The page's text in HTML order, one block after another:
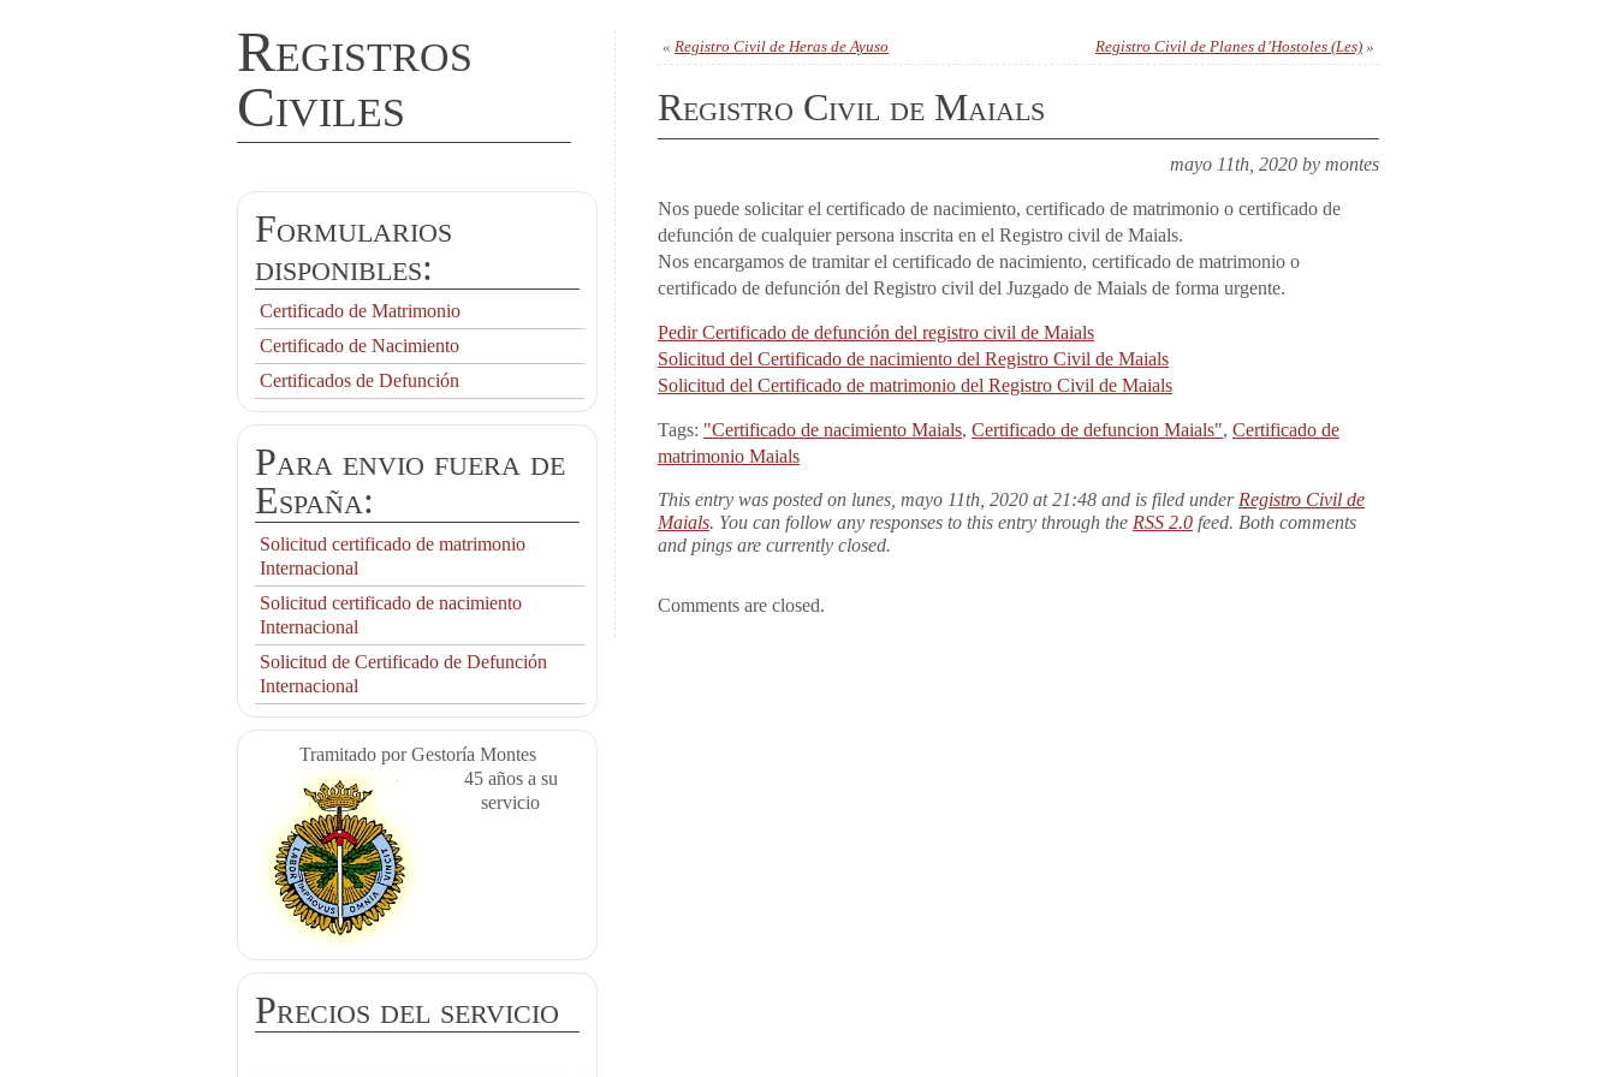
Registros
Civiles
« Registro Civil de Heras de Ayuso Registro Civil de Planes d’Hostoles (Les) »
Registro Civil de Maials
mayo 11th, 2020 by montes
Nos puede solicitar el certificado de nacimiento, certificado de matrimonio o certificado de
defunción de cualquier persona inscrita en el Registro civil de Maials.
Nos encargamos de tramitar el certificado de nacimiento, certificado de matrimonio o
certificado de defunción del Registro civil del Juzgado de Maials de forma urgente.
Pedir Certificado de defunción del registro civil de Maials
Solicitud del Certificado de nacimiento del Registro Civil de Maials
Solicitud del Certificado de matrimonio del Registro Civil de Maials
Tags: "Certificado de nacimiento Maials, Certificado de defuncion Maials", Certificado de
matrimonio Maials
This entry was posted on lunes, mayo 11th, 2020 at 21:48 and is filed under Registro Civil de
Maials. You can follow any responses to this entry through the RSS 2.0 feed. Both comments
and pings are currently closed.
Comments are closed.
Formularios
disponibles:
Certificado de Matrimonio
Certificado de Nacimiento
Certificados de Defunción
Para envio fuera de
España:
Solicitud certificado de matrimonio
Internacional
Solicitud certificado de nacimiento
Internacional
Solicitud de Certificado de Defunción
Internacional
Tramitado por Gestoría Montes
45 años a su
servicio
Precios del servicio